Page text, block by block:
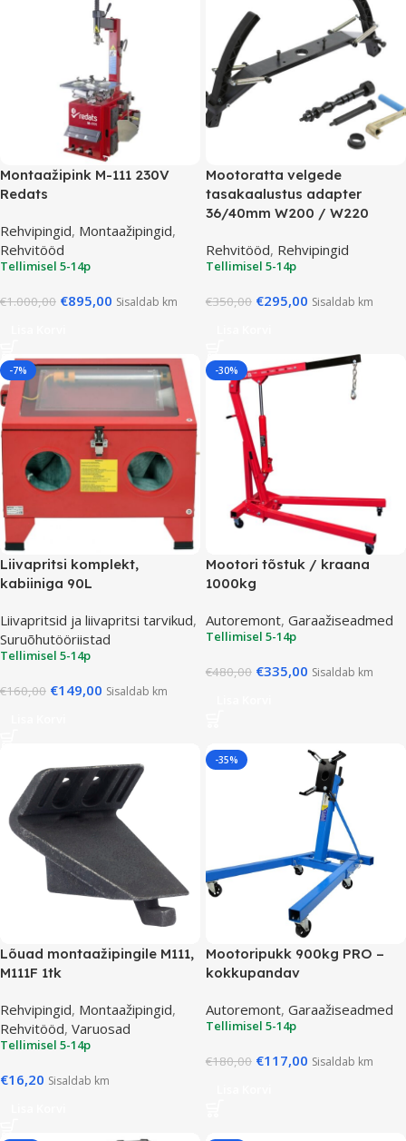
Montaažipink M-111 230V
Redats
Rehvipingid, Montaažipingid,
Rehvitööd
Tellimisel 5-14p
€1.000,00 €895,00 Sisaldab km
Mootoratta velgede
tasakaalustus adapter
36/40mm W200 / W220
Rehvitööd, Rehvipingid
Tellimisel 5-14p
€350,00 €295,00 Sisaldab km
-7%
Liivapritsi komplekt,
kabiiniga 90L
Liivapritsid ja liivapritsi tarvikud,
Suruõhutööriistad
Tellimisel 5-14p
€160,00 €149,00 Sisaldab km
-30%
Mootori tõstuk / kraana
1000kg
Autoremont, Garaažiseadmed
Tellimisel 5-14p
€480,00 €335,00 Sisaldab km
Lõuad montaažipingile M111,
M111F 1tk
Rehvipingid, Montaažipingid,
Rehvitööd, Varuosad
Tellimisel 5-14p
€16,20 Sisaldab km
-35%
Mootoripukk 900kg PRO –
kokkupandav
Autoremont, Garaažiseadmed
Tellimisel 5-14p
€180,00 €117,00 Sisaldab km